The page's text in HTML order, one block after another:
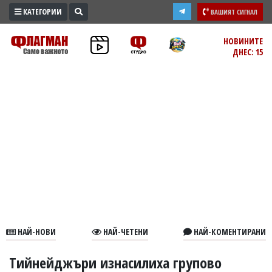
ПРОМО
ЗОНА
В
КАТЕГОРИИ ВАШИЯТ СИГНАЛ
НОВИНИТЕ
ДНЕС: 15
НАЙ-НОВИ НАЙ-ЧЕТЕНИ НАЙ-КОМЕНТИРАНИ
Тийнейджъри изнасилиха групово